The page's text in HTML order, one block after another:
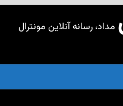
مداد، رسانه آنلاین مونترال